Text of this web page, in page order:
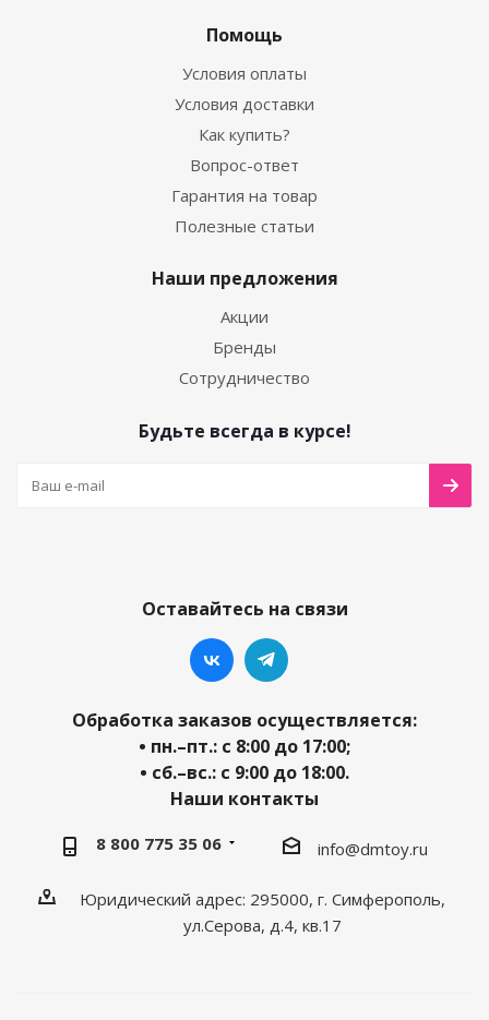
Помощь
Условия оплаты
Условия доставки
Как купить?
Вопрос-ответ
Гарантия на товар
Полезные статьи
Наши предложения
Акции
Бренды
Сотрудничество
Будьте всегда в курсе!
Оставайтесь на связи
Обработка заказов осуществляется:
• пн.–пт.: с 8:00 до 17:00;
• сб.–вс.: с 9:00 до 18:00.
Наши контакты
8 800 775 35 06 info@dmtoy.ru
Юридический адрес: 295000, г. Симферополь,
ул.Серова, д.4, кв.17